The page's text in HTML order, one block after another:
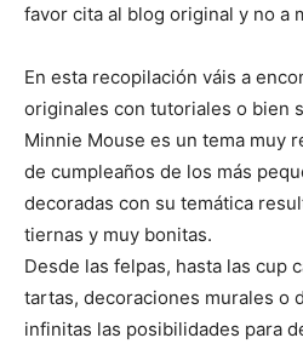
favor cita al blog original y no a
En esta recopilación váis a
originales con tutoriales o bien
Minnie Mouse es un tema muy
de cumpleaños de los más
decoradas con su temática
tiernas y muy bonitas.
Desde las felpas, hasta las cup
tartas, decoraciones murales o
infinitas las posibilidades para